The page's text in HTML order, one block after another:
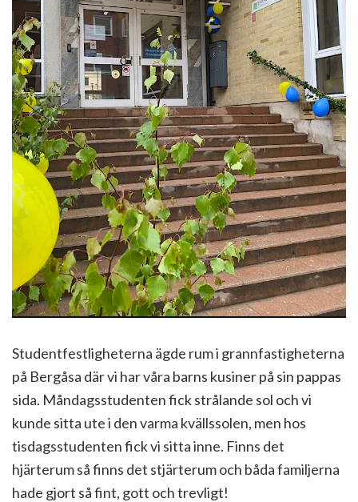
Studentfestligheterna ägde rum i grannfastigheterna
på Bergåsa där vi har våra barns kusiner på sin pappas
sida. Måndagsstudenten fick strålande sol och vi
kunde sitta ute i den varma kvällssolen, men hos
tisdagsstudenten fick vi sitta inne. Finns det
hjärterum så finns det stjärterum och båda familjerna
hade gjort så fint, gott och trevligt!